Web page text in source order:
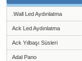
.Wall Led Aydınlatma
Ack Led Aydınlatma
Ack Yılbaşı Süsleri
Adal Pano